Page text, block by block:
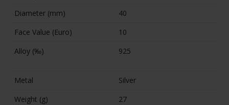
Diameter (mm)
40
Face Value (Euro)
10
Alloy (‰)
925
Metal
Silver
Weight (g)
27